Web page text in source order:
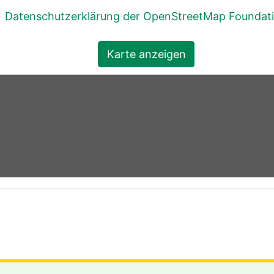
Datenschutzerklärung der OpenStreetMap
Karte anzeigen